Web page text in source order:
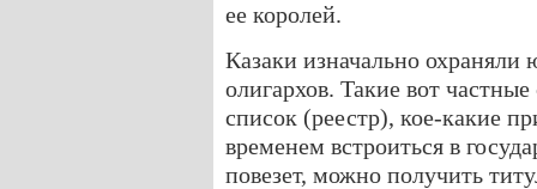
ее королей.
Казаки изначально
олигархов. Такие вот
список (реестр), кое-какие
временем встроиться в
повезет, можно получить